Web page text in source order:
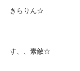
きらりん☆
す、、素敵☆